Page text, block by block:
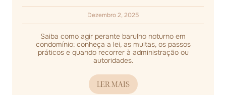
Dezembro 2, 2025
Saiba como agir perante barulho noturno em
condomínio: conheça a lei, as multas, os passos
práticos e quando recorrer à administração ou
autoridades.
LER MAIS